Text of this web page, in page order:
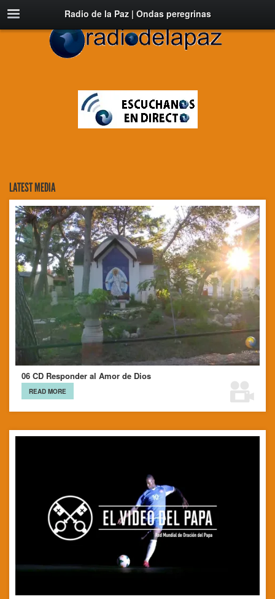
Radio de la Paz | Ondas peregrinas
LATEST MEDIA
06 CD Responder al Amor de Dios
READ MORE